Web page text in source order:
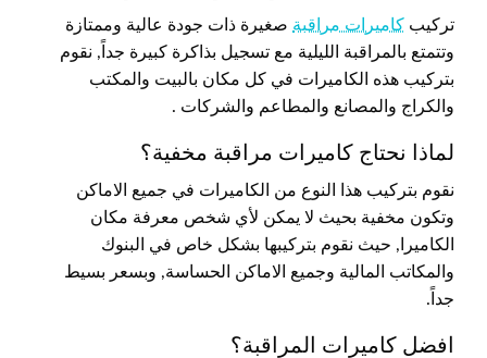
تركيب كاميرات مراقبة صغيرة ذات جودة عالية وممتازة
وتتمتع بالمراقبة الليلية مع تسجيل بذاكرة كبيرة جداً, نقوم
بتركيب هذه الكاميرات في كل مكان بالبيت والمكتب
والكراج والمصانع والمطاعم والشركات .
لماذا نحتاج كاميرات مراقبة مخفية؟
نقوم بتركيب هذا النوع من الكاميرات في جميع الاماكن
وتكون مخفية بحيث لا يمكن لأي شخص معرفة مكان
الكاميرا, حيث نقوم بتركيبها بشكل خاص في البنوك
والمكاتب المالية وجميع الاماكن الحساسة, وبسعر بسيط
جداً.
افضل كاميرات المراقبة؟